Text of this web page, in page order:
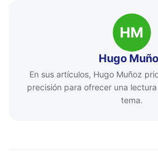
HM
Hugo
En sus artículos, Hugo Muñoz
precisión para ofrecer una
tema.